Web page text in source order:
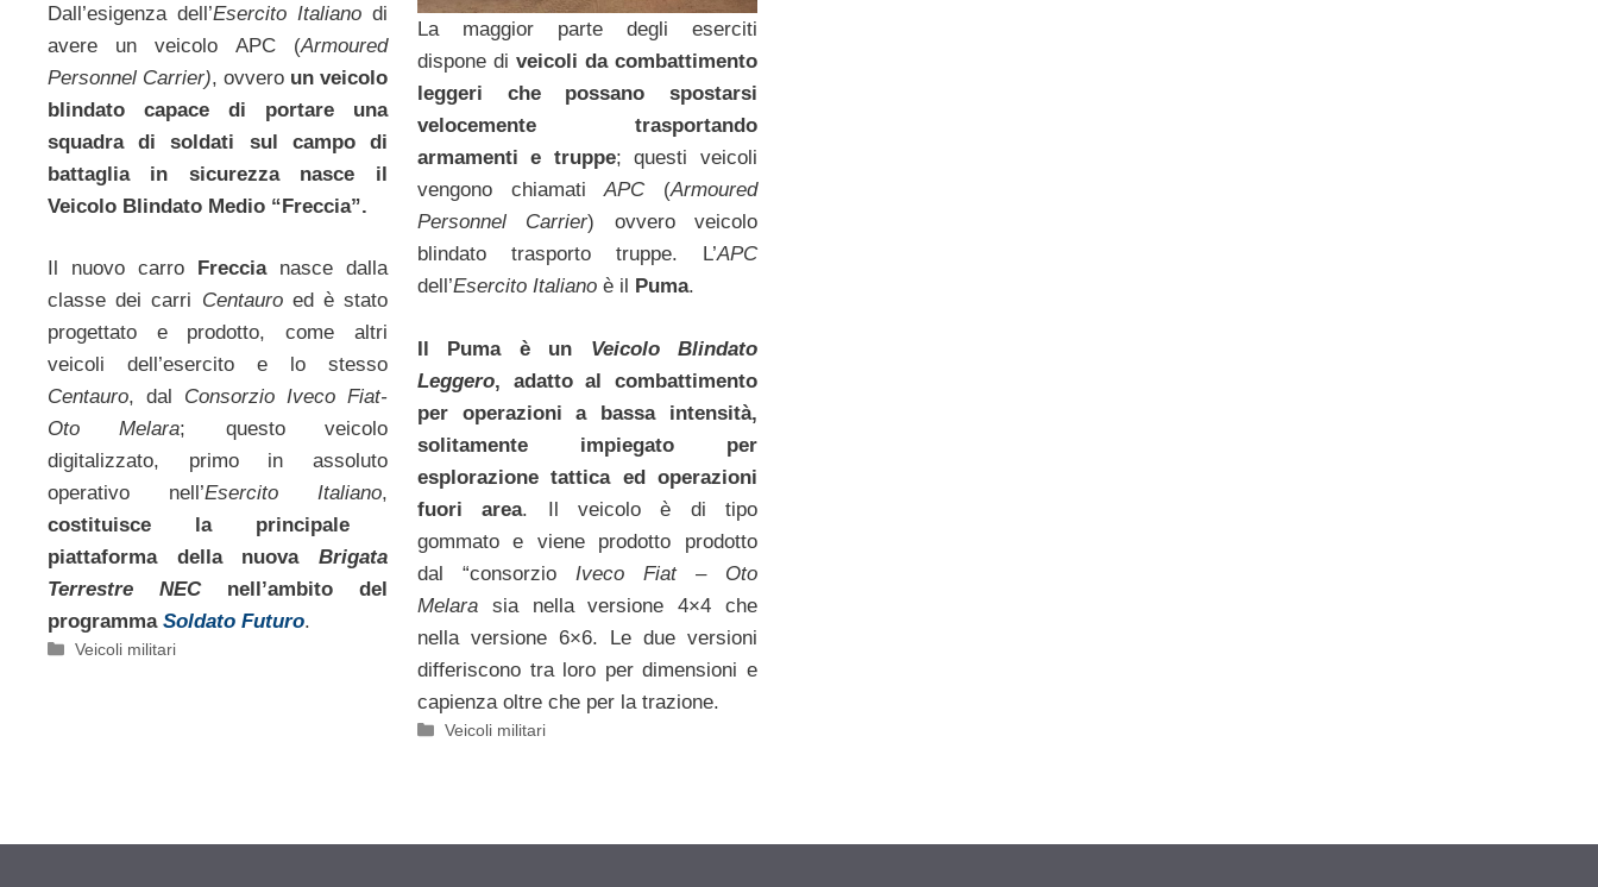
Dall’esigenza dell’Esercito Italiano di
avere un veicolo APC (Armoured
Personnel Carrier), ovvero un veicolo
blindato capace di portare una
squadra di soldati sul campo di
battaglia in sicurezza nasce il
Veicolo Blindato Medio “Freccia”.
Il nuovo carro Freccianasce dalla
classe dei carri Centauroed è stato
progettato e prodotto, come altri
veicoli dell’esercito e lo stesso
Centauro, dal Consorzio Iveco Fiat-
Oto Melara; questo veicolo
digitalizzato, primo in assoluto
operativo nell’Esercito Italiano,
costituisce la principale
piattaforma della nuova Brigata
Terrestre NECnell’ambito del
programma Soldato Futuro.
Categorie
Veicoli militari
La maggior parte degli eserciti
dispone di veicoli da combattimento
leggeri che possano spostarsi
velocemente trasportando
armamenti e truppe; questi veicoli
vengono chiamatiAPC(Armoured
Personnel Carrier) ovvero veicolo
blindato trasporto truppe. L’APC
dell’Esercito Italianoè il Puma.
Il Puma è un Veicolo Blindato
Leggero, adatto al combattimento
per operazioni a bassa intensità,
solitamente impiegato per
esplorazione tattica ed operazioni
fuori area. Il veicolo è di tipo
gommato e viene prodotto prodotto
dal “consorzio Iveco Fiat – Oto
Melarasia nella versione 4×4 che
nella versione 6×6. Le due versioni
differiscono tra loro per dimensioni e
capienza oltre che per la trazione.
Categorie
Veicoli militari